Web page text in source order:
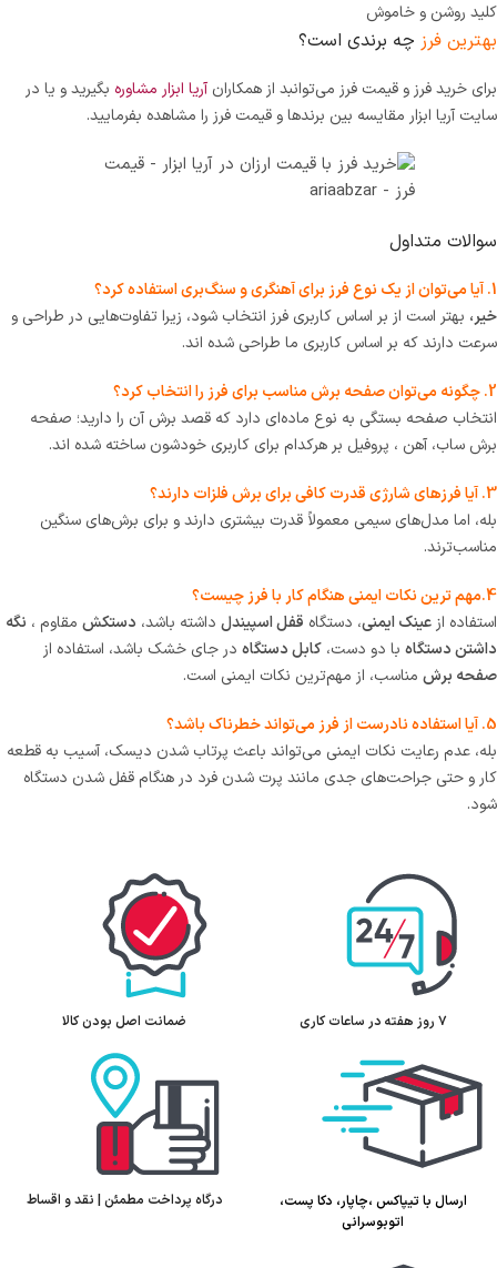
کلید روشن و خاموش
بهترین فرز چه برندی است؟
برای خرید فرز و قیمت فرز می‌توانبد از همکاران آریا ابزار مشاوره بگیرید و یا در
سایت آریا ابزار مقایسه بین برندها و قیمت فرز را مشاهده بفرمایید.
سوالات متداول
1. آیا می‌توان از یک نوع فرز برای آهنگری و سنگ‌بری استفاده کرد؟
خیر، بهتر است از بر اساس کاربری فرز انتخاب شود، زیرا تفاوت‌هایی در طراحی و
سرعت دارند که بر اساس کاربری ما طراحی شده اند.
2. چگونه می‌توان صفحه برش مناسب برای فرز را انتخاب کرد؟
انتخاب صفحه بستگی به نوع ماده‌ای دارد که قصد برش آن را دارید؛ صفحه
برش ساب، آهن ، پروفیل بر هرکدام برای کاربری خودشون ساخته شده اند.
3. آیا فرزهای شارژی قدرت کافی برای برش فلزات دارند؟
بله، اما مدل‌های سیمی معمولاً قدرت بیشتری دارند و برای برش‌های سنگین
مناسب‌ترند.
4.مهم ترین نکات ایمنی هنگام کار با فرز چیست؟
استفاده از عینک ایمنی، دستگاه قفل اسپیندل داشته باشد، دستکش مقاوم ، نگه
داشتن دستگاه با دو دست، کابل دستگاه در جای خشک باشد، استفاده از
صفحه برش مناسب، از مهم‌ترین نکات ایمنی است.
5. آیا استفاده نادرست از فرز می‌تواند خطرناک باشد؟
بله، عدم رعایت نکات ایمنی می‌تواند باعث پرتاب شدن دیسک، آسیب به قطعه
کار و حتی جراحت‌های جدی مانند پرت شدن فرد در هنگام قفل شدن دستگاه
شود.
۷ روز ﻫﻔﺘﻪ در ساعات کاری ﺿﻤﺎﻧﺖ اﺻﻞ ﺑﻮدن ﮐﺎﻟﺎ
ارسال با تیپاکس ،چاپار، دکا پست،
اتوبوسرانی
درگاه پرداخت مطمئن | نقد و اقساط